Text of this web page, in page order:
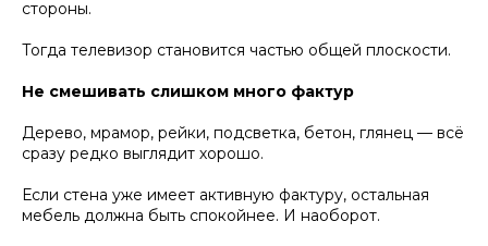
стороны.
Тогда телевизор становится частью общей плоскости.
Не смешивать слишком много фактур
Дерево, мрамор, рейки, подсветка, бетон, глянец — всё
сразу редко выглядит хорошо.
Если стена уже имеет активную фактуру, остальная
мебель должна быть спокойнее. И наоборот.